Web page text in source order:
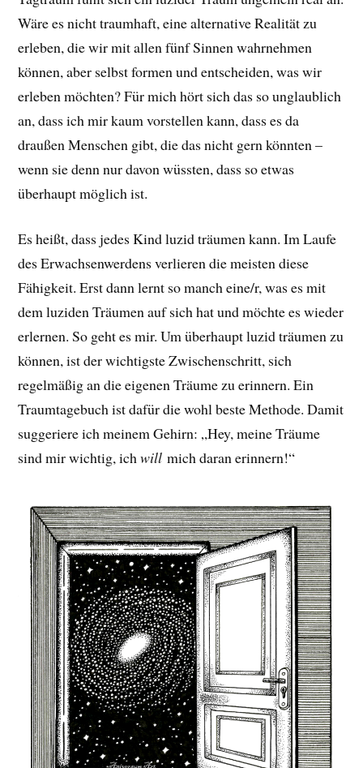
Wäre es nicht traumhaft, eine alternative Realität zu
erleben, die wir mit allen fünf Sinnen wahrnehmen
können, aber selbst formen und entscheiden, was wir
erleben möchten? Für mich hört sich das so unglaublich
an, dass ich mir kaum vorstellen kann, dass es da
draußen Menschen gibt, die das nicht gern könnten –
wenn sie denn nur davon wüssten, dass so etwas
überhaupt möglich ist.
Es heißt, dass jedes Kind luzid träumen kann. Im Laufe
des Erwachsenwerdens verlieren die meisten diese
Fähigkeit. Erst dann lernt so manch eine/r, was es mit
dem luziden Träumen auf sich hat und möchte es wieder
erlernen. So geht es mir. Um überhaupt luzid träumen zu
können, ist der wichtigste Zwischenschritt, sich
regelmäßig an die eigenen Träume zu erinnern. Ein
Traumtagebuch ist dafür die wohl beste Methode. Damit
suggeriere ich meinem Gehirn: „Hey, meine Träume
sind mir wichtig, ichwill mich daran erinnern!“